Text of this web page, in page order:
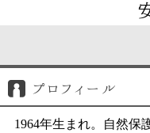
プロフィール
1964年生まれ。自然保